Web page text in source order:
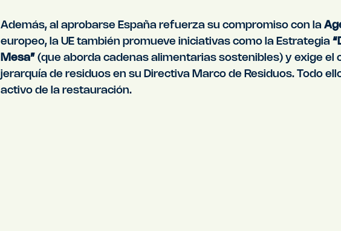
Además, al aprobarse España refuerza su compromiso con la
europeo, la UE también promueve iniciativas como la Estrategia
Mesa” (que aborda cadenas alimentarias sostenibles) y exige el
jerarquía de residuos en su Directiva Marco de Residuos. Todo
activo de la restauración.